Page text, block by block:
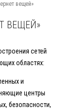
вещей»
ВЕЩЕЙ»
сетей
областях:
и
центры
безопасности,